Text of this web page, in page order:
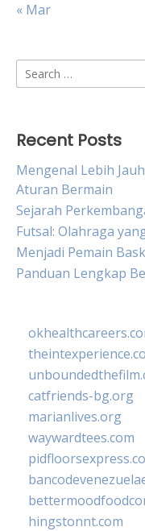
« Mar
Search
for:
Recent Posts
Mengenal Lebih
Aturan Bermain
Sejarah
Futsal: Olahraga
Menjadi Pemain
Panduan Lengkap
catfriends-bg.org
marianlives.org
waywardtees.com
hingstonnt.com